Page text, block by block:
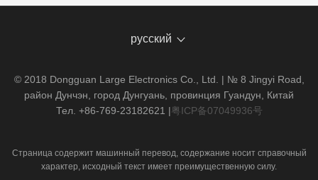
русский
© 2018 Dongguan Large Electronics Co., Ltd. | № 8 Jingyi Road,
район Дунчэн, город Дунгуань, провинция Гуандун, Китай
Тел. +86-769-23182621 |粤ICP备07049936号
Страница содержит машинный перевод, содержание носит справочный
характер, исходный текст имеет преимущественную силу.